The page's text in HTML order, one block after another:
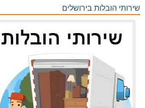
שירותי הובלות בירושלים